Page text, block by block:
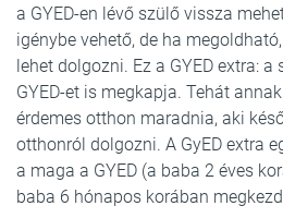
a GYED-en lévő szülő vissza
igénybe vehető, de ha
lehet dolgozni. Ez a GYED extra: a
GYED-et is megkapja. Tehát
érdemes otthon maradnia, aki
otthonról dolgozni. A GyED extra
a maga a GYED (a baba 2 éves
baba 6 hónapos korában